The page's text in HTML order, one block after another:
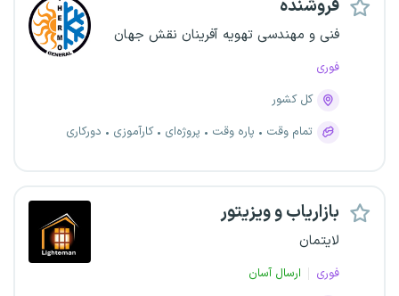
فروشنده
فنی و مهندسی تهویه آفرینان نقش جهان
فوری
کل کشور
تمام وقت
پاره وقت پروژه‌ای کارآموزی دورکاری
بازاریاب و ویزیتور
لایتمان
فوری
ارسال آسان